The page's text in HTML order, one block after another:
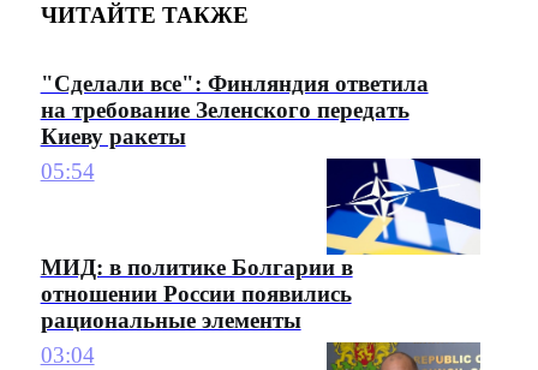
ЧИТАЙТЕ ТАКЖЕ
"Сделали все": Финляндия ответила
на требование Зеленского передать
Киеву ракеты
05:54
МИД: в политике Болгарии в
отношении России появились
рациональные элементы
03:04